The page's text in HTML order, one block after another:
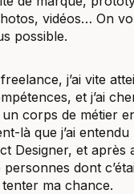
vidéos… On
possible.
j’ai vite
et j’ai
corps de métier
là que j’ai
Designer, et après
dont
ma chance.